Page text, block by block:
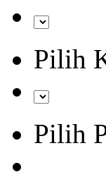
Pilih
Pilih